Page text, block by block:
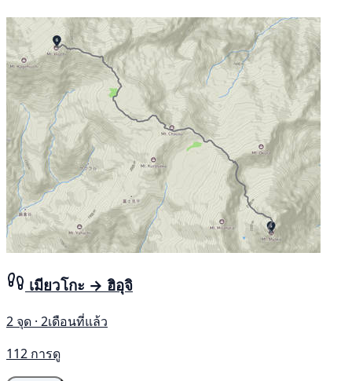
เมียวโกะ → ฮิอุจิ
2 จุด · 2เดือนที่แล้ว
112 การดู